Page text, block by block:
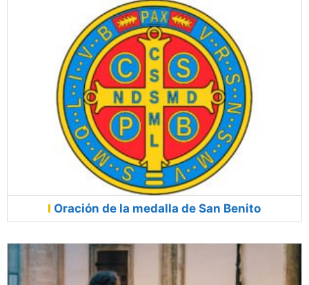
Oración de la medalla de San Benito